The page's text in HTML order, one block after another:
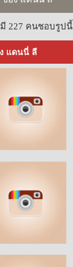
มี 227 คนชอบรูปนี้
แดนนี่ ลี